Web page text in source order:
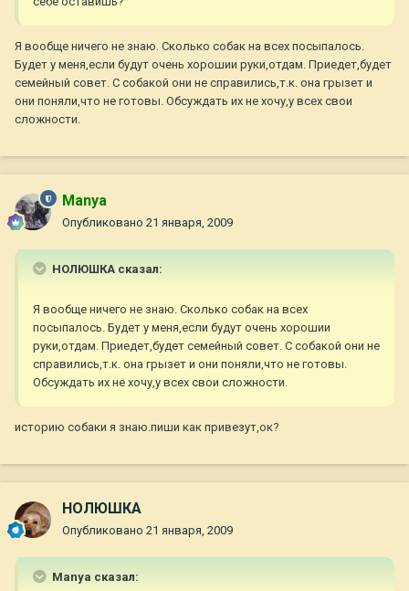
Я вообще ничего не знаю. Сколько собак на всех посыпалось.
Будет у меня,если будут очень хорошии руки,отдам. Приедет,будет
семейный совет. С собакой они не справились,т.к. она грызет и
они поняли,что не готовы. Обсуждать их не хочу,у всех свои
сложности.
Manya
Опубликовано 21 января, 2009
НОЛЮШКА сказал:
Я вообще ничего не знаю. Сколько собак на всех
посыпалось. Будет у меня,если будут очень хорошии
руки,отдам. Приедет,будет семейный совет. С собакой они не
справились,т.к. она грызет и они поняли,что не готовы.
Обсуждать их не хочу,у всех свои сложности.
историю собаки я знаю.пиши как привезут,ок?
НОЛЮШКА
Опубликовано 21 января, 2009
Manya сказал: